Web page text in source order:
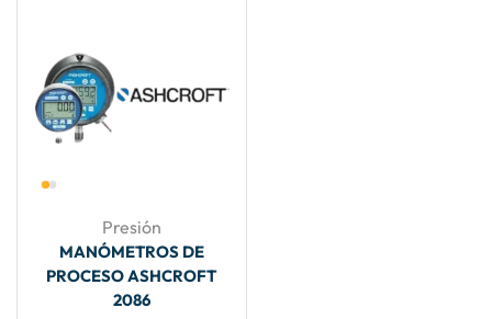
Presión
MANÓMETROS DE
PROCESO ASHCROFT
2086